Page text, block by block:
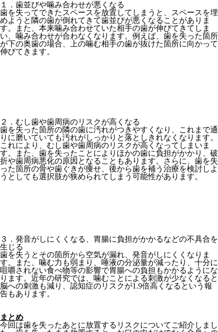
１．歯並びや噛み合わせが悪くなる
歯を失ってできたスペースを放置してしまうと、スペースを埋
めようと隣の歯が倒れてきて歯並びが悪くなることがありま
す。また、本来噛み合わせていた相手の歯が伸びてきてしま
い、噛み合わせが合わなくなります。例えば、歯を失った箇所
が下の奥歯の場合、上の噛む相手の歯が抜けた箇所に向かって
伸びてきます。
２．むし歯や歯周病のリスクが高くなる
歯を失った箇所の隣の歯に汚れがつきやすくなり、これまで通
りに磨いていても汚れがしっかりと落としきれなくなります。
これにより、むし歯や歯周病のリスクが高くなってしまいま
す。また、歯を失ったことによりほかの歯に負担がかかり、破
折や歯周病悪化の原因となることもあります。さらに、歯を失
った箇所の骨や歯ぐきが痩せ、後から歯を補う治療を検討しよ
うとしても選択肢が狭められてしまう可能性があります。
３．発音がしにくくなる、胃腸に負担がかかるなどの不具合を
生じる
歯を失うとその箇所から空気が漏れ、発音がしにくくなりま
す。また、噛む力も弱まり、唾液の分泌量が減ったり、十分に
咀嚼されない食べ物等の影響で胃腸への負担もかかるようにな
ります。近年の研究では、噛むことによる刺激が少なくなると
脳への刺激も減り、認知症のリスクが1.9倍高くなるという報
告もあります。
まとめ
今回は歯を失ったあとに放置するリスクについてご紹介しまし